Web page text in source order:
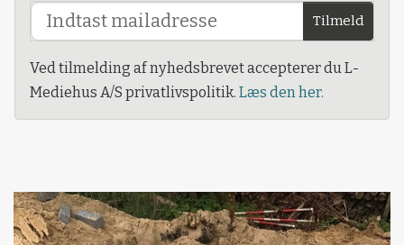
Tilmeld
Ved tilmelding af nyhedsbrevet accepterer du L-
Mediehus A/S privatlivspolitik. Læs den her.